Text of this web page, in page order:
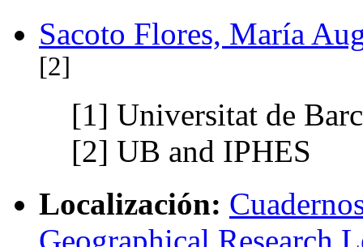
Sacoto Flores, María
[2]
[1] Universitat de
[2] UB and IPHES
Localización: